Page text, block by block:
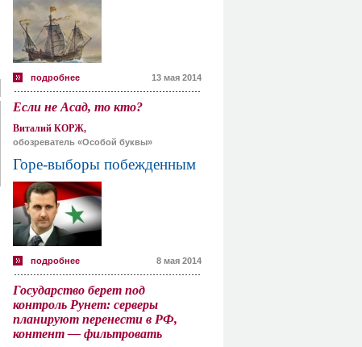
подробнее 13 мая 2014
Если не Асад, то кто?
Виталий КОРЖ,
обозреватель «Особой буквы»
Горе-выборы побежденным
подробнее 8 мая 2014
Государство берет под
контроль Рунет: серверы
планируют перенести в РФ,
контент — фильтровать